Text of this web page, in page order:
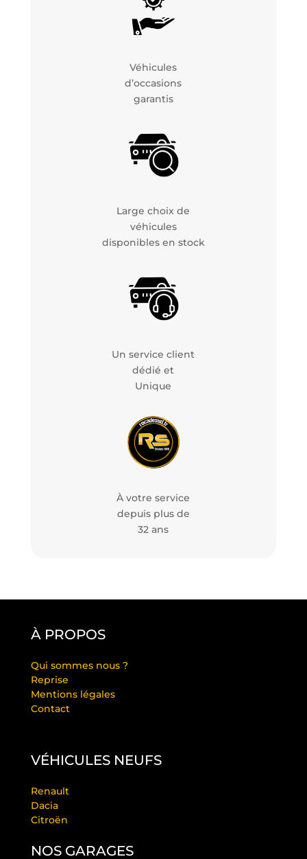
Véhicules
d’occasions
garantis
Large choix de
véhicules
disponibles en stock
Un service client
dédié et
Unique
À votre service
depuis plus de
32 ans
À PROPOS
Qui sommes nous ?
Reprise
Mentions légales
Contact
VÉHICULES NEUFS
Renault
Dacia
Citroën
NOS GARAGES